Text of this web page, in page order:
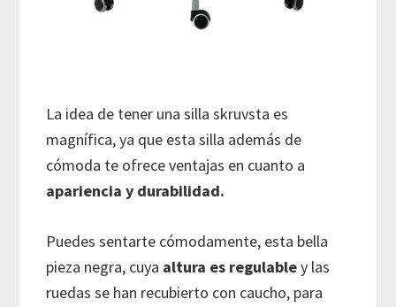
La idea de tener una silla skruvsta es
magnífica, ya que esta silla además de
cómoda te ofrece ventajas en cuanto a
apariencia y durabilidad.
Puedes sentarte cómodamente, esta bella
pieza negra, cuya altura es regulabley las
ruedas se han recubierto con caucho, para